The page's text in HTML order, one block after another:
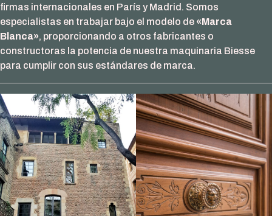
firmas internacionales en París y Madrid. Somos
especialistas en trabajar bajo el modelo de «Marca
Blanca», proporcionando a otros fabricantes o
constructoras la potencia de nuestra maquinaria Biesse
para cumplir con sus estándares de marca.